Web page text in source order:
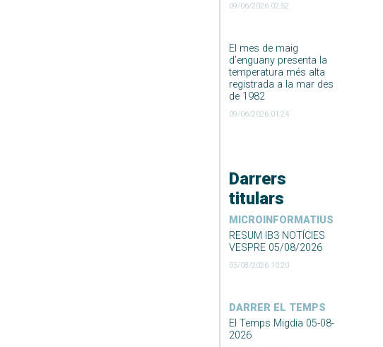
09/06/2026 02:52
El mes de maig
d’enguany presenta la
temperatura més alta
registrada a la mar des
de 1982
09/06/2026 01:24
Darrers
titulars
MICROINFORMATIUS
RESUM IB3 NOTÍCIES
VESPRE 05/08/2026
05/08/2026 10:20
DARRER EL TEMPS
El Temps Migdia 05-08-
2026